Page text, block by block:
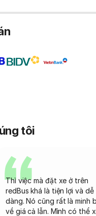
tôi
Thì việc mà đặt xe ở trên
redBus khá là tiện lợi và dễ
dàng. Nó cũng rất là minh
về giá cả lẫn. Mình có thể